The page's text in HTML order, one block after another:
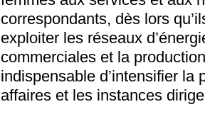
correspondants, dès lors
exploiter les réseaux
commerciales et la
indispensable d’intensifier la
affaires et les instances